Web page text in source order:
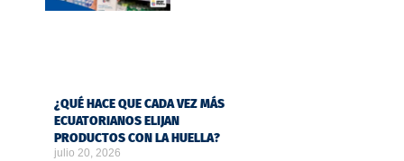
¿QUÉ HACE QUE CADA VEZ MÁS
ECUATORIANOS ELIJAN
PRODUCTOS CON LA HUELLA?
julio 20, 2026